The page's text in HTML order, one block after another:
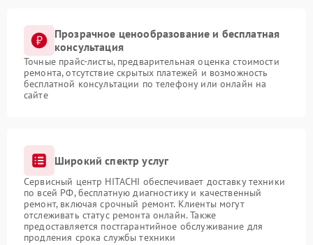
Прозрачное ценообразование и бесплатная
консультация
Точные прайс-листы, предварительная оценка стоимости
ремонта, отсутствие скрытых платежей и возможность
бесплатной консультации по телефону или онлайн на
сайте
Широкий спектр услуг
Сервисный центр HITACHI обеспечивает доставку техники
по всей РФ, бесплатную диагностику и качественный
ремонт, включая срочный ремонт. Клиенты могут
отслеживать статус ремонта онлайн. Также
предоставляется постгарантийное обслуживание для
продления срока службы техники